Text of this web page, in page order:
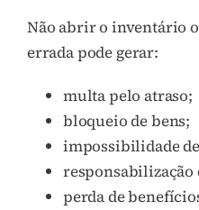
Não abrir o inventário
errada pode gerar:
multa pelo atraso;
bloqueio de bens;
impossibilidade
perda de